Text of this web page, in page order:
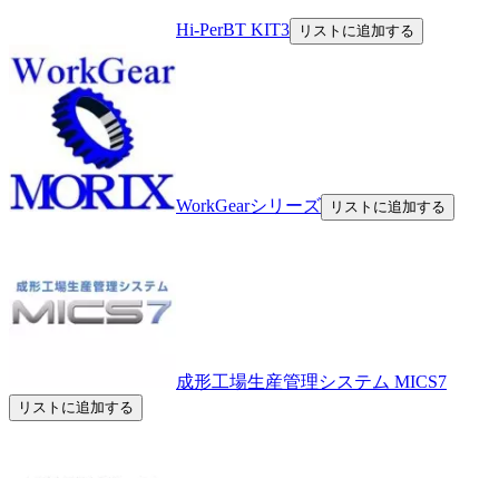
Hi-PerBT KIT3 リストに追加する
WorkGearシリーズ リストに追加する
成形工場生産管理システム MICS7
リストに追加する